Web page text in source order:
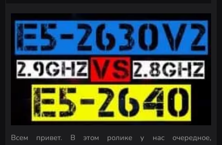
Всем привет. В этом ролике у нас очередное,